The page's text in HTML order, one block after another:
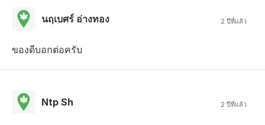
นฤเบศร์ อ่างทอง 2 ปีที่แล้ว
ของดีบอกต่อครับ
Ntp Sh 2 ปีที่แล้ว